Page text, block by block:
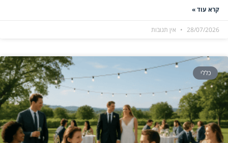
קרא עוד »
28/07/2026 אין תגובות
כללי